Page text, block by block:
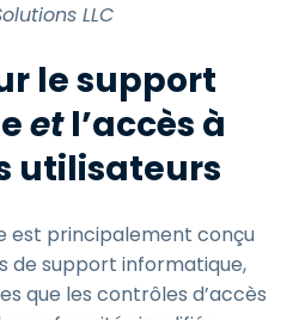
LLC
le support
etl’accès à
utilisateurs
est principalement conçu
de support informatique,
que les contrôles d’accès